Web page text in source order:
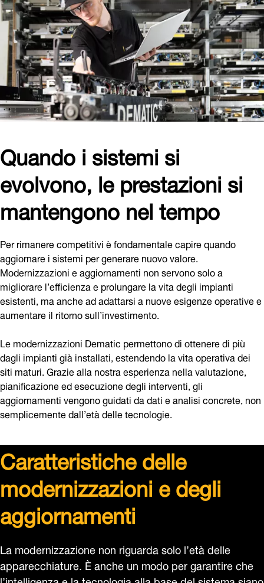
Quando i sistemi si
evolvono, le prestazioni si
mantengono nel tempo
Per rimanere competitivi è fondamentale capire quando
aggiornare i sistemi per generare nuovo valore.
migliorare l’efficienza e prolungare la vita degli impianti
esistenti, ma anche ad adattarsi a nuove esigenze operative e
aumentare il ritorno sull’investimento.
Le modernizzazioni Dematic permettono di ottenere di più
dagli impianti già installati, estendendo la vita operativa dei
siti maturi. Grazie alla nostra esperienza nella valutazione,
pianificazione ed esecuzione degli interventi, gli
aggiornamenti vengono guidati da dati e analisi concrete, non
semplicemente dall’età delle tecnologie.
Caratteristiche delle
modernizzazioni e degli
aggiornamenti
La modernizzazione non riguarda solo l’età delle
l’intelligenza e la tecnologia alla base del sistema siano
allineate alle prestazioni richieste dalle operazioni.
Dematic interviene su tre livelli fondamentali: controlli,
meccatronica e software.
Modernizzazione dei controlli
Precisione e prestazioni a